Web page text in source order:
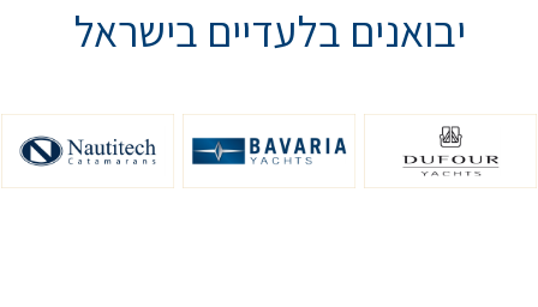
יבואנים בלעדיים בישראל